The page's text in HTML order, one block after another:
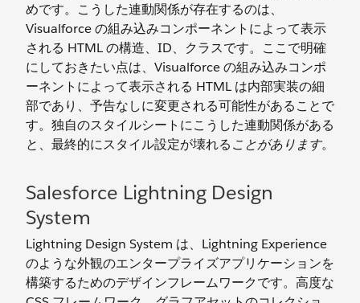
めです。こうした連動関係が存在するのは、
Visualforce の組み込みコンポーネントによって表示
される HTML の構造、ID、クラスです。ここで明確
にしておきたい点は、Visualforce の組み込みコンポ
ーネントによって表示される HTML は内部実装の細
部であり、予告なしに変更される可能性があることで
す。独自のスタイルシートにこうした連動関係がある
と、最終的にスタイル設定が壊れることがあります。
Salesforce Lightning Design
System
Lightning Design System は、Lightning Experience
のような外観のエンタープライズアプリケーションを
構築するためのデザインフレームワークです。高度な